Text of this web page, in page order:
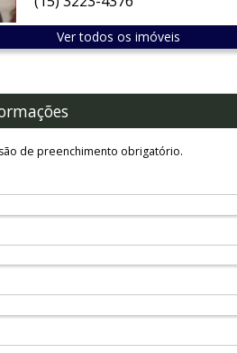
Ver todos os imóveis
de preenchimento obrigatório.